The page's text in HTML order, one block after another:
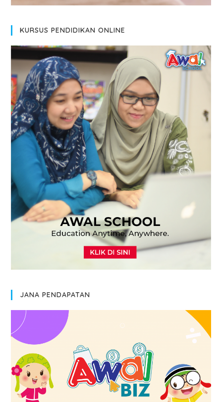
KURSUS PENDIDIKAN ONLINE
JANA PENDAPATAN